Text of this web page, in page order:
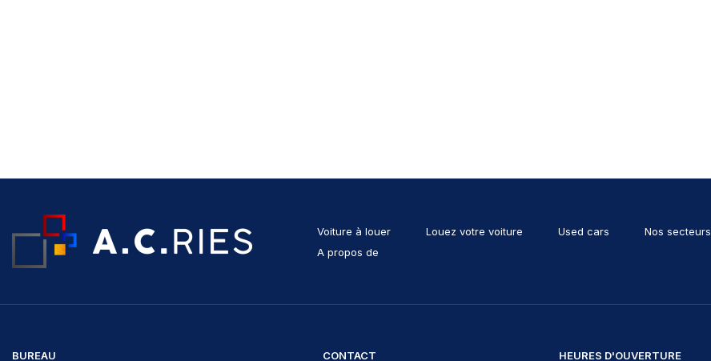
Voiture à louer Louez votre voiture Used cars Nos secteurs
A propos de
BUREAU CONTACT HEURES D'OUVERTURE